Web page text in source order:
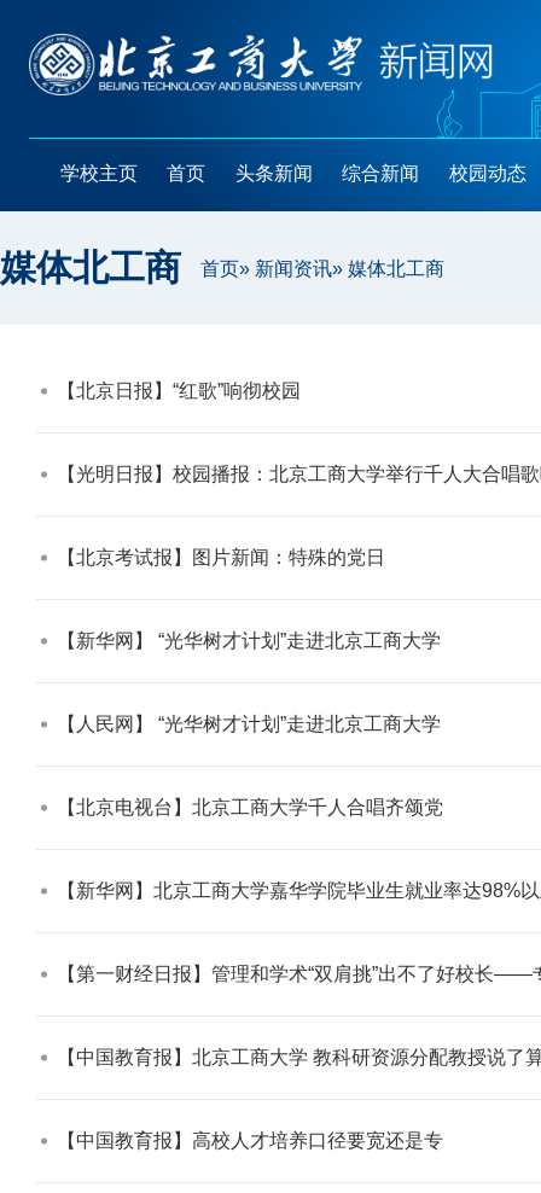
学校主页 首页 头条新闻 综合新闻 校园动态
媒体北工商 首页» 新闻资讯» 媒体北工商
【北京日报】“红歌”响彻校园​
【光明日报】校园播报：北京工商大学举行千人大合唱
【北京考试报】图片新闻：特殊的党日​
【新华网】 “光华树才计划”走进北京工商大学​
【人民网】 “光华树才计划”走进北京工商大学​
【北京电视台】北京工商大学千人合唱齐颂党​
【新华网】北京工商大学嘉华学院毕业生就业率达98%
【第一财经日报】管理和学术“双肩挑”出不了好校长——专
【中国教育报】北京工商大学 教科研资源分配教授说了
【中国教育报】高校人才培养口径要宽还是专​